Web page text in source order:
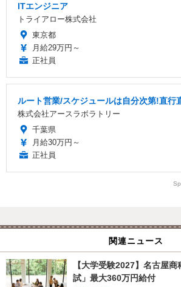
ITエンジニア
トライアロー株式会社
東京都
月給29万円～
正社員
ルート営業/スケジュールは自分次第!直行
株式会社アースラボラトリー
千葉県
月給30万円～
正社員
関連ニュース
【大学受験2027】名古屋
試」最大360万円給付